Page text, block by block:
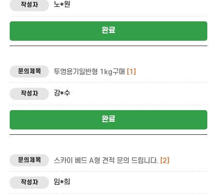
노*원
완료
투명용기일반형 1kg구매 [1]
강*수
완료
스카이 베드 A형 견적 문의 드립니다. [2]
임*희